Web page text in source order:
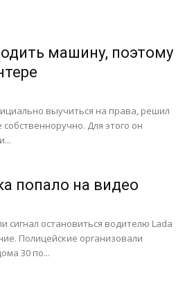
машину, поэтому
выучиться на права, решил
Для этого он
попало на видео
сигнал остановиться водителю Lada
Полицейские организовали
30 по...